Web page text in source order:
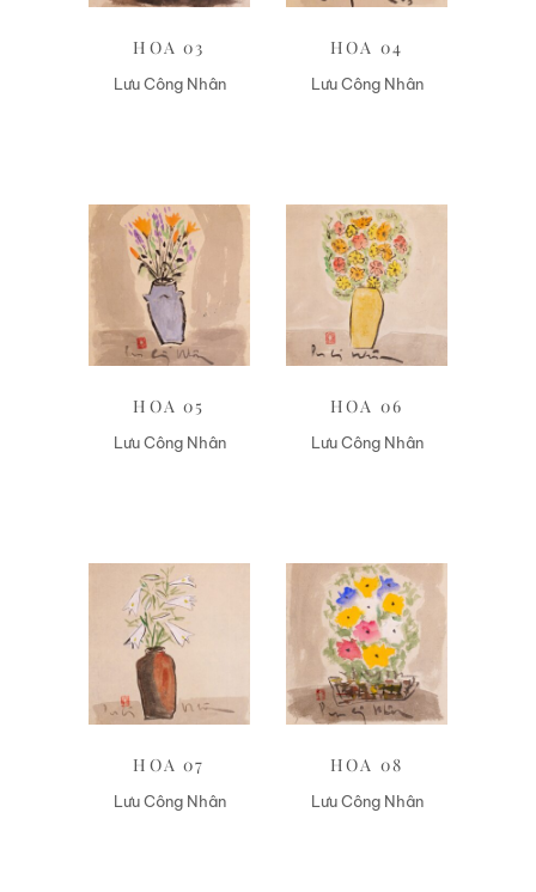
HOA 03
Lưu Công Nhân
HOA 04
Lưu Công Nhân
Liên hệ
HOA 05
Lưu Công Nhân
Liên hệ
HOA 06
Lưu Công Nhân
Liên hệ
HOA 07
Lưu Công Nhân
Liên hệ
HOA 08
Lưu Công Nhân